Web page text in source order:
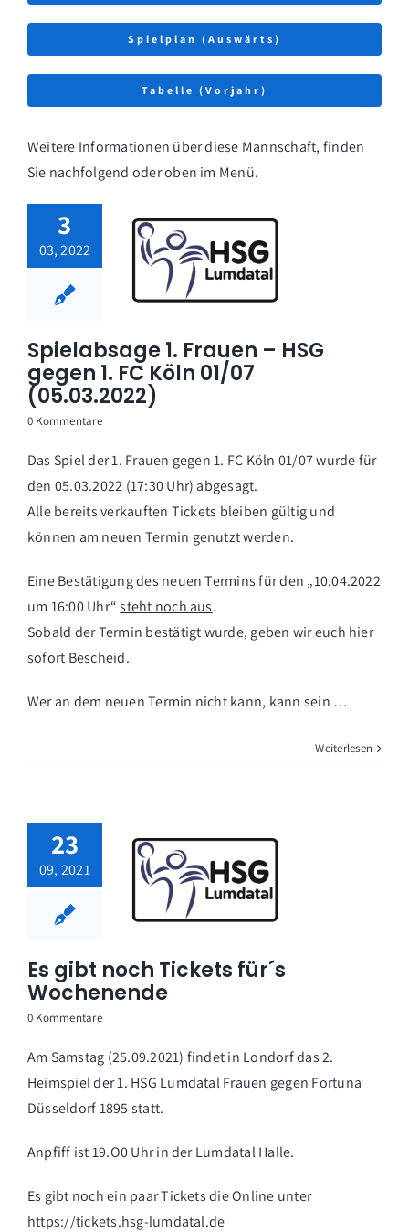
Spielplan (Auswärts)
Tabelle (Vorjahr)
Weitere Informationen über diese Mannschaft, finden
Sie nachfolgend oder oben im Menü.
3
03, 2022
Spielabsage 1. Frauen – HSG
gegen 1. FC Köln 01/07
(05.03.2022)
0 Kommentare
Das Spiel der 1. Frauen gegen 1. FC Köln 01/07 wurde für
den 05.03.2022 (17:30 Uhr) abgesagt.
Alle bereits verkauften Tickets bleiben gültig und
können am neuen Termin genutzt werden.
Eine Bestätigung des neuen Termins für den „10.04.2022
um 16:00 Uhr“steht noch aus.
Sobald der Termin bestätigt wurde, geben wir euch hier
sofort Bescheid.
Wer an dem neuen Termin nicht kann, kann sein …
Weiterlesen
23
09, 2021
Es gibt noch Tickets für´s
Wochenende
0 Kommentare
Am Samstag (25.09.2021) findet in Londorf das 2.
Heimspiel der 1. HSG Lumdatal Frauen gegen Fortuna
Düsseldorf 1895 statt.
Anpfiff ist 19.O0 Uhr in der Lumdatal Halle.
Es gibt noch ein paar Tickets die Online unter
https://tickets.hsg-lumdatal.de